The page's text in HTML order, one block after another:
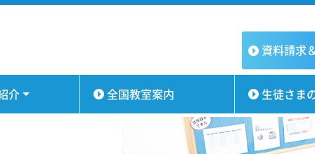
資料請求
介 全国教室案内 生徒さま